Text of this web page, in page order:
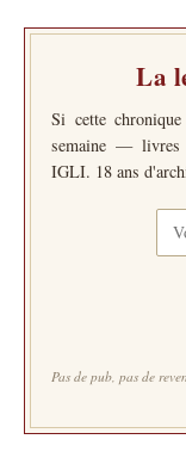
La
Si cette
semaine — livres
IGLI. 18 ans
Pas de pub, pas de